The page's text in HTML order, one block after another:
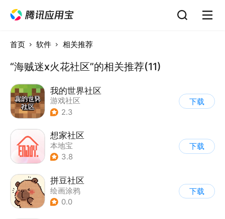
首页 软件 相关推荐
“海贼迷x火花社区”的相关推荐(11)
我的世界社区
游戏社区
2.3
下载
想家社区
本地宝
3.8
下载
拼豆社区
绘画涂鸦
0.0
下载